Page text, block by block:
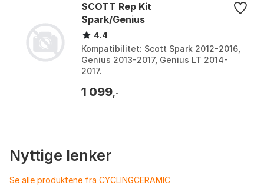
SCOTT Rep Kit
Spark/Genius
4.4
Kompatibilitet: Scott Spark 2012-2016,
Genius 2013-2017, Genius LT 2014-
2017.
1 099 ,-
Nyttige lenker
Se alle produktene fra CYCLINGCERAMIC